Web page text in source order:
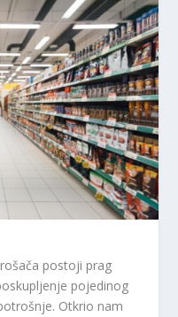
postoji prag
pojedinog
Otkrio nam